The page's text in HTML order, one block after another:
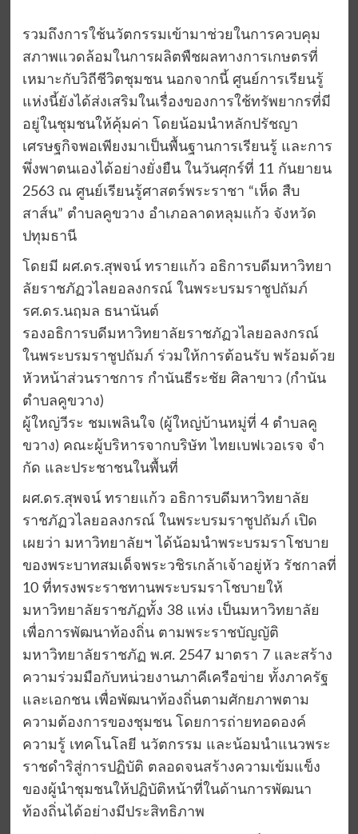
รวมถึงการใช้นวัตกรรมเข้ามาช่วยในการควบคุม
สภาพแวดล้อมในการผลิตพืชผลทางการเกษตรที่
เหมาะกับวิถีชีวิตชุมชน นอกจากนี้ ศูนย์การเรียนรู้
แห่งนี้ยังได้ส่งเสริมในเรื่องของการใช้ทรัพยากรที่มี
อยู่ในชุมชนให้คุ้มค่า โดยน้อมนำหลักปรัชญา
เศรษฐกิจพอเพียงมาเป็นพื้นฐานการเรียนรู้ และการ
พึ่งพาตนเองได้อย่างยั่งยืน ในวันศุกร์ที่ 11 กันยายน
2563 ณ ศูนย์เรียนรู้ศาสตร์พระราชา “เห็ด สืบ
สาส์น” ตำบลคูขวาง อำเภอลาดหลุมแก้ว จังหวัด
ปทุมธานี
โดยมี ผศ.ดร.สุพจน์ ทรายแก้ว อธิการบดีมหาวิทยา
ลัยราชภัฏวไลยอลงกรณ์ ในพระบรมราชูปถัมภ์
รศ.ดร.นฤมล ธนานันต์
รองอธิการบดีมหาวิทยาลัยราชภัฏวไลยอลงกรณ์
ในพระบรมราชูปถัมภ์ ร่วมให้การต้อนรับ พร้อมด้วย
หัวหน้าส่วนราชการ กำนันธีระชัย ศิลาขาว (กำนัน
ตำบลคูขวาง)
ผู้ใหญ่วีระ ชมเพลินใจ (ผู้ใหญ่บ้านหมู่ที่ 4 ตำบลคู
ขวาง) คณะผู้บริหารจากบริษัท ไทยเบฟเวอเรจ จํา
กัด และประชาชนในพื้นที่
ผศ.ดร.สุพจน์ ทรายแก้ว อธิการบดีมหาวิทยาลัย
ราชภัฏวไลยอลงกรณ์ ในพระบรมราชูปถัมภ์ เปิด
เผยว่า มหาวิทยาลัยฯ ได้น้อมนำพระบรมราโชบาย
ของพระบาทสมเด็จพระวชิรเกล้าเจ้าอยู่หัว รัชกาลที่
10 ที่ทรงพระราชทานพระบรมราโชบายให้
มหาวิทยาลัยราชภัฏทั้ง 38 แห่ง เป็นมหาวิทยาลัย
เพื่อการพัฒนาท้องถิ่น ตามพระราชบัญญัติ
มหาวิทยาลัยราชภัฏ พ.ศ. 2547 มาตรา 7 และสร้าง
ความร่วมมือกับหน่วยงานภาคีเครือข่าย ทั้งภาครัฐ
และเอกชน เพื่อพัฒนาท้องถิ่นตามศักยภาพตาม
ความต้องการของชุมชน โดยการถ่ายทอดองค์
ความรู้ เทคโนโลยี นวัตกรรม และน้อมนำแนวพระ
ราชดำริสู่การปฏิบัติ ตลอดจนสร้างความเข้มแข็ง
ของผู้นำชุมชนให้ปฏิบัติหน้าที่ในด้านการพัฒนา
ท้องถิ่นได้อย่างมีประสิทธิภาพ